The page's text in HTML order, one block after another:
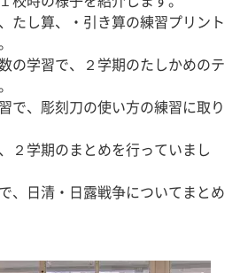
たし算、・引き算の練習プリント
の学習で、２学期のたしかめのテ
で、彫刻刀の使い方の練習に取り
２学期のまとめを行っていまし
、日清・日露戦争についてまとめ